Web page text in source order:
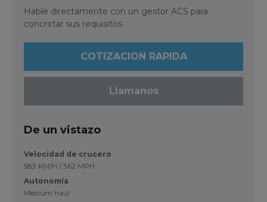
Hable directamente con un gestor ACS para
concretar sus requisitos
COTIZACION RAPIDA
Llamanos
De un vistazo
Velocidad de crucero
583 KM/H / 362 MPH
Autonomía
Medium haul